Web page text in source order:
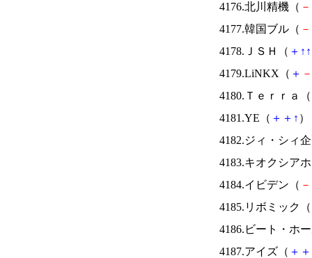
4176.北川精機（ －
4177.韓国ブル（ －
4178.ＪＳＨ（ ＋ ↑ ↑
4179.LiNKX（ ＋ －
4180.Ｔｅｒｒａ（
4181.YE（ ＋ ＋ ↑ ）
4182.ジィ・シィ
4183.キオクシア
4184.イビデン（ －
4185.リボミック（
4186.ビート・ホ
4187.アイズ（ ＋ ＋